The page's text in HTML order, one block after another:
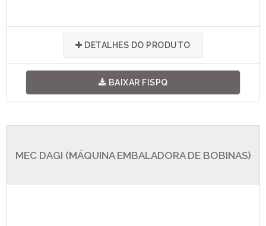
DETALHES DO PRODUTO
BAIXAR FISPQ
MEC DAGI (MÁQUINA EMBALADORA DE BOBINAS)